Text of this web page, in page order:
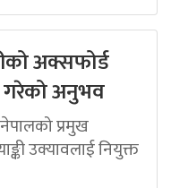
अक्सफोर्ड
गरेको अनुभव
प्रमुख
उक्यावलाई नियुक्त